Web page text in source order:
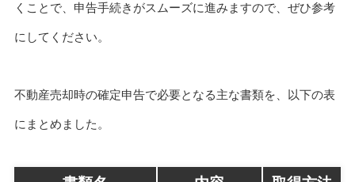
くことで、申告手続きがスムーズに進みますので、ぜひ参考
にしてください。
不動産売却時の確定申告で必要となる主な書類を、以下の表
にまとめました。